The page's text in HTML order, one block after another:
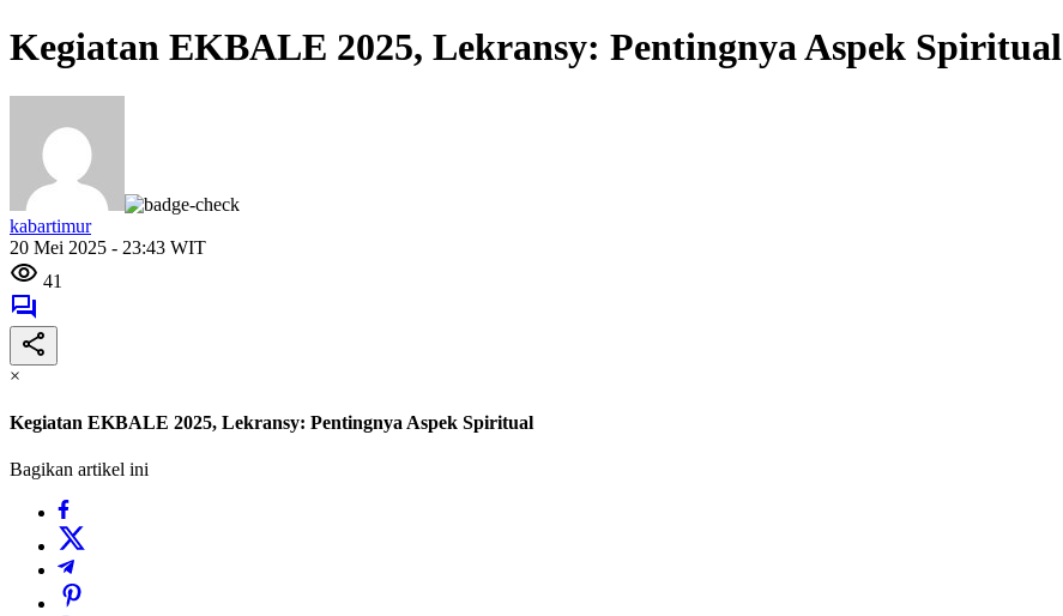
Kegiatan EKBALE 2025, Lekransy: Pentingnya Aspek Spiritual
kabartimur
20 Mei 2025 - 23:43 WIT
41
×
Kegiatan EKBALE 2025, Lekransy: Pentingnya Aspek Spiritual
Bagikan artikel ini